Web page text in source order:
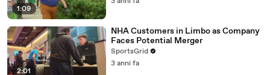
1:09
2:01
NHA Customers in Limbo as Company
Faces Potential Merger
SportsGrid
3 anni fa